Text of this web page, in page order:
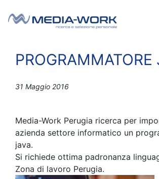
Navigazione
PROGRAMMATORE
31 Maggio 2016
Media-Work Perugia ricerca per
azienda settore informatico un
java.
Si richiede ottima padronanza
Zona di lavoro Perugia.